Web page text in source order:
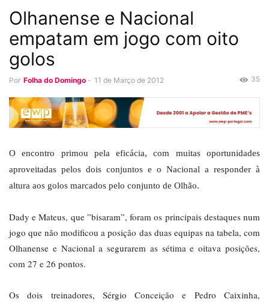
Olhanense e Nacional
empatam em jogo com oito
golos
Por Folha do Domingo - 11 de Março de 2012 35
O encontro primou pela eficácia, com muitas oportunidades
aproveitadas pelos dois conjuntos e o Nacional a responder à
altura aos golos marcados pelo conjunto de Olhão.
Dady e Mateus, que ”bisaram”, foram os principais destaques num
jogo que não modificou a posição das duas equipas na tabela, com
Olhanense e Nacional a segurarem as sétima e oitava posições,
com 27 e 26 pontos.
Os dois treinadores, Sérgio Conceição e Pedro Caixinha,